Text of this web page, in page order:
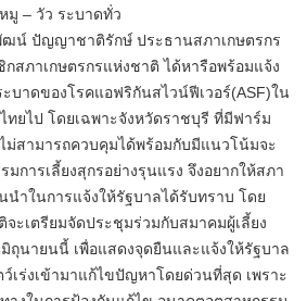
– วัว ระบาดทั่ว
ญญาชาติรักษ์ ประธานสภาเกษตรกร
กสภาเกษตรกรแห่งชาติ ได้หารือพร้อมแจ้ง
บาดของโรคแอฟริกันสไวน์ฟีเวอร์(ASF)ใน
ทยไป โดยเฉพาะจังหวัดราชบุรี ที่มีฟาร์ม
ม่สามารถควบคุมได้พร้อมกับมีแนวโน้มจะ
การเลี้ยงสุกรอย่างรุนแรง จึงอยากให้สภา
นำในการแจ้งให้รัฐบาลได้รับทราบ โดย
จะเตรียมจัดประชุมร่วมกับสมาคมผู้เลี้ยง
ถุนายนนี้ เพื่อแสดงจุดยืนและแจ้งให้รัฐบาล
เร่งเข้ามาแก้ไขปัญหาโดยด่วนที่สุด เพราะ